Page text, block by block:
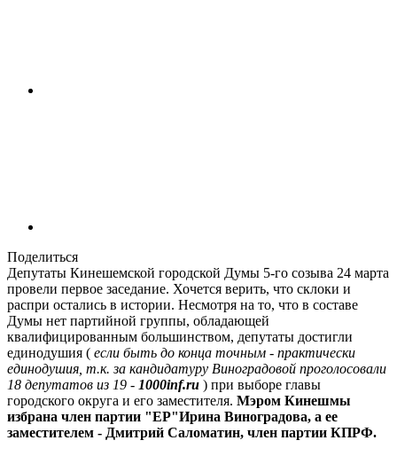
Поделиться
Депутаты Кинешемской городской Думы 5-го созыва 24 марта
провели первое заседание. Хочется верить, что склоки и
распри остались в истории. Несмотря на то, что в составе
Думы нет партийной группы, обладающей
квалифицированным большинством, депутаты достигли
единодушия ( если быть до конца точным - практически
единодушия, т.к. за кандидатуру Виноградовой проголосовали
18 депутатов из 19 - 1000inf.ru ) при выборе главы
городского округа и его заместителя. Мэром Кинешмы
избрана член партии "ЕР"Ирина Виноградова, а ее
заместителем - Дмитрий Саломатин, член партии КПРФ.